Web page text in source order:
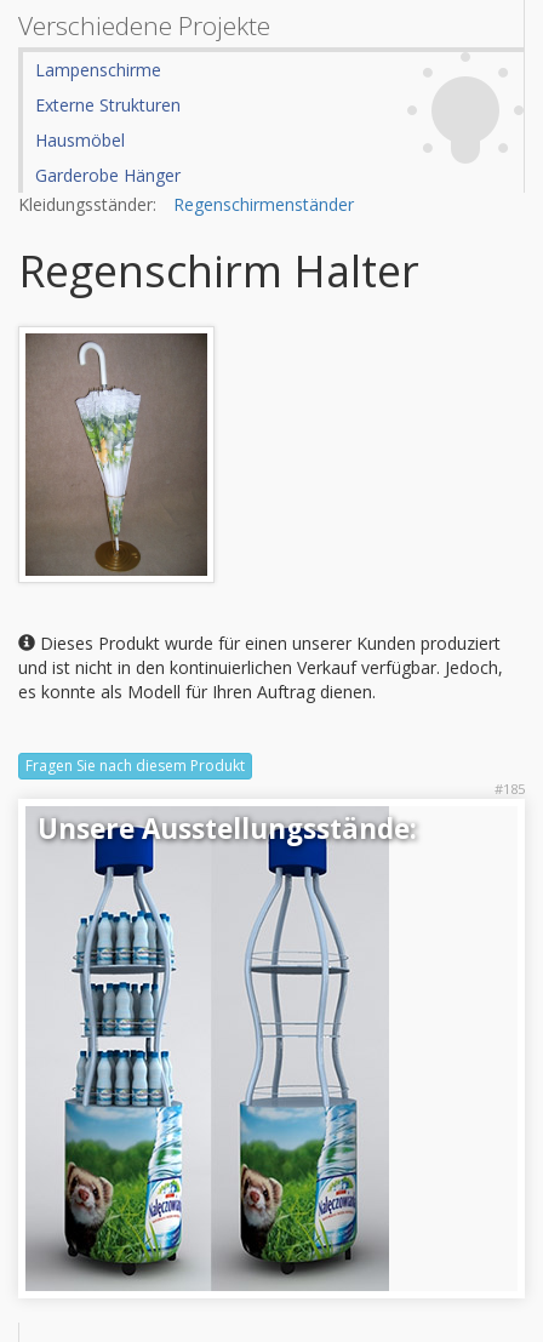
Verschiedene Projekte
Lampenschirme
Externe Strukturen
Hausmöbel
Garderobe Hänger
Kleidungsständer:
Regenschirmenständer
Regenschirm Halter
Dieses Produkt wurde für einen unserer Kunden produziert
und ist nicht in den kontinuierlichen Verkauf verfügbar. Jedoch,
es konnte als Modell für Ihren Auftrag dienen.
Fragen Sie nach diesem Produkt
#185
Unsere Ausstellungsstände: